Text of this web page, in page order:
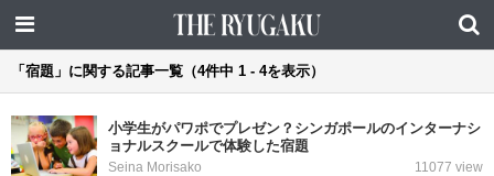
「宿題」に関する記事一覧（4件中 1 - 4を表示）
小学生がパワポでプレゼン？シンガポールのインターナシ
ョナルスクールで体験した宿題
Seina Morisako 11077 view